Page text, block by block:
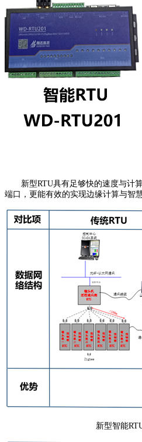
新型RTU具有足够快的速度与计算
端口，更能有效的实现边缘计算与智
新型智能RTU